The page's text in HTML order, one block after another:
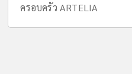
ครอบครัว ARTELIA